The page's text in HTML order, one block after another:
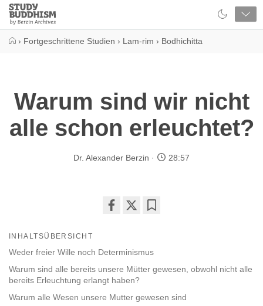
Close
Study
Buddhism
› Fortgeschrittene Studien › Lam-rim › Bodhichitta
Warum sind wir nicht
alle schon erleuchtet?
Dr. Alexander Berzin 28:57
facebook
INHALTSÜBERSICHT
Weder freier Wille noch Determinismus
Warum sind alle bereits unsere Mütter gewesen, obwohl nicht alle
bereits Erleuchtung erlangt haben?
Warum alle Wesen unsere Mutter gewesen sind